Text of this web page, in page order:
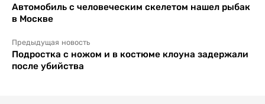
Автомобиль с человеческим скелетом нашел рыбак
в Москве
Предыдущая новость
Подростка с ножом и в костюме клоуна задержали
после убийства